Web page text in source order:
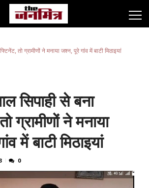
तो ग्रामीणों ने मनाया जश्न, पूरे गांव में बाटी मिठाइयां
सिपाही से बना
ग्रामीणों ने मनाया
में बाटी मिठाइयां
0